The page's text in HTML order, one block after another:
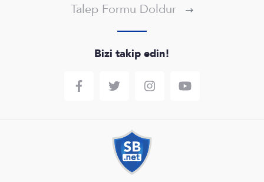
Talep Formu Doldur
Bizi takip edin!